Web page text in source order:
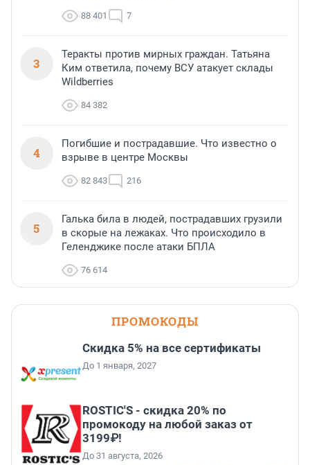
88 401 7
3
Теракты против мирных граждан. Татьяна
Ким ответила, почему ВСУ атакует склады
Wildberries
84 382
4
Погибшие и пострадавшие. Что известно о
взрыве в центре Москвы
82 843 216
5
Галька била в людей, пострадавших грузили
в скорые на лежаках. Что происходило в
Геленджике после атаки БПЛА
76 614
ПРОМОКОДЫ
Скидка 5% на все сертификаты
До 1 января, 2027
ROSTIC'S - скидка 20% по
промокоду на любой заказ от
3199₽!
До 31 августа, 2026